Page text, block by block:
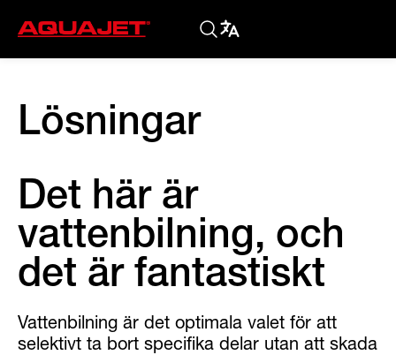
Lösningar
Det här är
vattenbilning, och
det är fantastiskt
Vattenbilning är det optimala valet för att
selektivt ta bort specifika delar utan att skada